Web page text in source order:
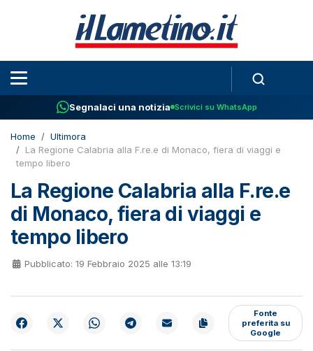
Segnalaci una notizia Scrivici su WhatsApp
Home
Ultimora
La Regione Calabria alla F.re.e di Monaco, fiera di viaggi e
tempo libero
La Regione Calabria alla F.re.e
di Monaco, fiera di viaggi e
tempo libero
Pubblicato: 19 Febbraio 2025 alle 13:19
Fonte
preferita su
Google